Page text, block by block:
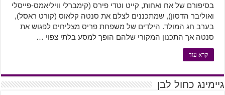
בסיפורם של אח ואחות, קייט וטדי פירס (קימברלי וויליאמס-פייסלי
ואוליבר הדסון), שמתכננים לצלם את סנטה קלאוס (קורט ראסל),
בערב חג המולד. הילדים של משפחת פריס מצליחים לפגוש את
סנטה אך התכנון המקורי שלהם הופך למסע בלתי צפוי …
קרא עוד
גיימינג כחול לבן